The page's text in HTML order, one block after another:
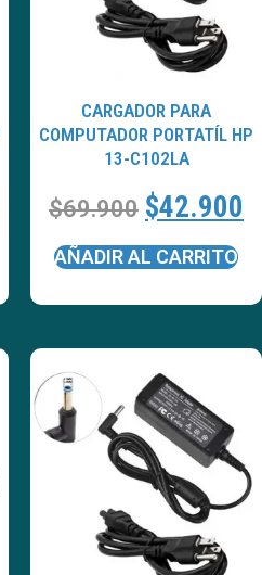
CARGADOR PARA
COMPUTADOR PORTATÍL HP
13-C102LA
$69.900 $42.900
AÑADIR AL CARRITO